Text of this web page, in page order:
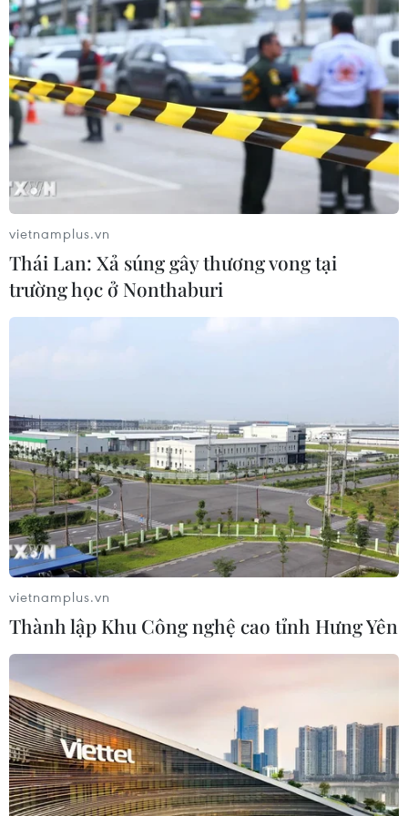
Đến năm 2030, Việt Nam làm chủ ít
nhất 4 công nghệ chiến lược
06/08/2026 12:58
Trung Quốc vận hành giàn phát điện
gió nổi đầu tiên chịu được bão cấp 17
06/08/2026 11:20
Cao điểm "100 ngày chuyển đổi số":
Chuyển động từ cơ sở
ngành bán dẫn và công nghệ cao
06/08/2026 09:40
Meta tung công cụ AI lập trình tự
động cho nhà phát triển
06/08/2026 06:40
Doanh thu AI của Microsoft phụ
thuộc phần lớn vào đối tác OpenAI
06/08/2026 06:31
Tây Ninh: Tạo điều kiện hình thành
vietnamplus.vn
Thái Lan: Xả súng gây thương vong tại
trường học ở Nonthaburi
vietnamplus.vn
Thành lập Khu Công nghệ cao tỉnh Hưng Yên